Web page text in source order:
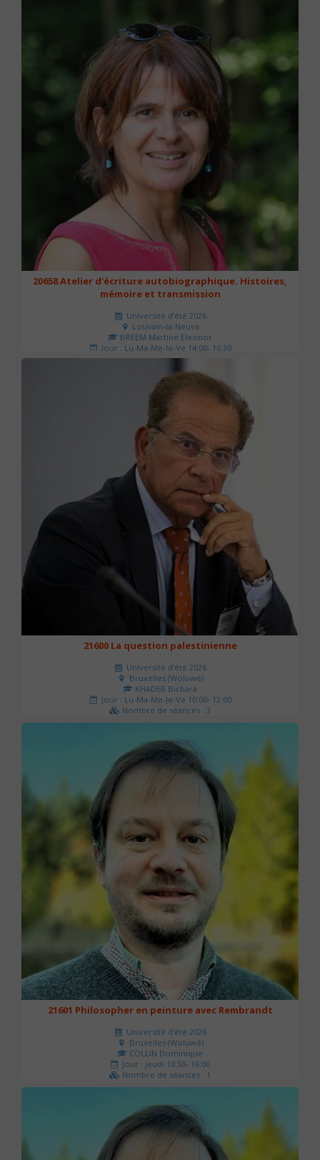
20658 Atelier d'écriture autobiographique. Histoires,
mémoire et transmission
Université d'été 2026
Louvain-la-Neuve
BREEM Martine Eleonor
Jour : Lu-Ma-Me-Je-Ve 14:00- 16:30
Nombre de séances : 3
21600 La question palestinienne
Université d'été 2026
Bruxelles (Woluwé)
KHADER Bichara
Jour : Lu-Ma-Me-Je-Ve 10:00- 12:00
Nombre de séances : 3
63 €
21601 Philosopher en peinture avec Rembrandt
Université d'été 2026
Bruxelles (Woluwé)
COLLIN Dominique
Jour : jeudi 10:30- 16:00
Nombre de séances : 1
40 €